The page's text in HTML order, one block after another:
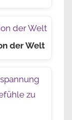
der Welt